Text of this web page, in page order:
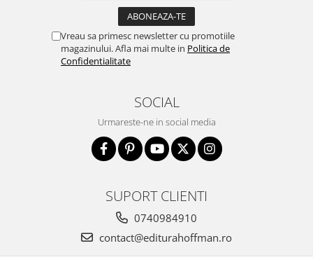
Vreau sa primesc newsletter cu promotiile
magazinului. Afla mai multe in Politica de
Confidentialitate
SOCIAL
Urmareste-ne in social media
SUPORT CLIENTI
0740984910
contact@editurahoffman.ro